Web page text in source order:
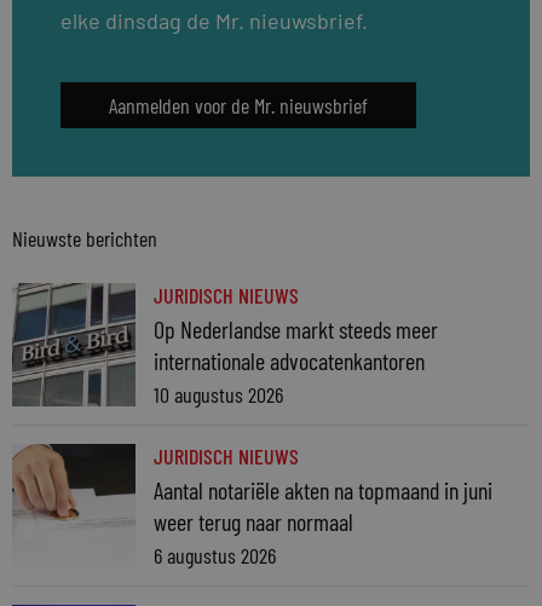
elke dinsdag de Mr. nieuwsbrief.
Aanmelden voor de Mr. nieuwsbrief
Nieuwste berichten
JURIDISCH NIEUWS
Op Nederlandse markt steeds meer
internationale advocatenkantoren
10 augustus 2026
JURIDISCH NIEUWS
Aantal notariële akten na topmaand in juni
weer terug naar normaal
6 augustus 2026